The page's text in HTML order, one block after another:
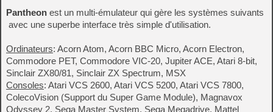
Pantheon est un multi-émulateur qui gère les systèmes suivants
avec une superbe interface très simple d'utilisation.
Ordinateurs: Acorn Atom, Acorn BBC Micro, Acorn Electron,
Commodore PET, Commodore VIC-20, Jupiter ACE, Atari 8-bit,
Sinclair ZX80/81, Sinclair ZX Spectrum, MSX
Consoles: Atari VCS 2600, Atari VCS 5200, Atari VCS 7800,
ColecoVision (Support du Super Game Module), Magnavox
Odyssey 2, Sega Master System, Sega Megadrive, Mattel